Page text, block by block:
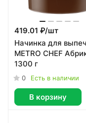
419.01 ₽/шт
Начинка для
METRO CHEF
1300 г
0 Есть в наличии
В корзину